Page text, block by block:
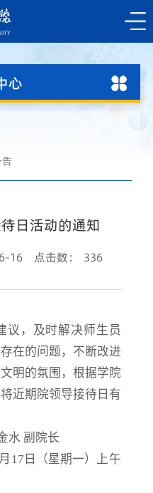
心
日活动的通知
16 点击数： 336
议，及时解决师生员
在的问题，不断改进
明的氛围，根据学院
近期院领导接待日有
水 副院长
17日（星期一）上午